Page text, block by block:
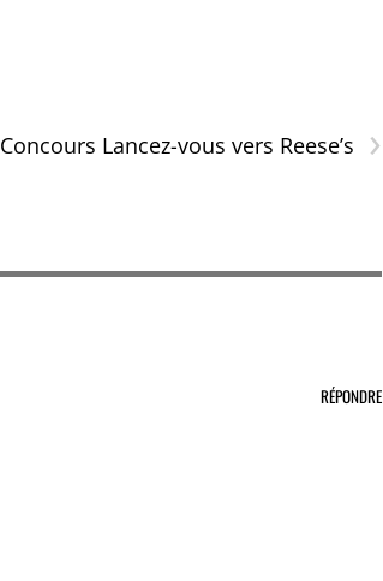
›
Concours Lancez-vous vers Reese’s
RÉPONDRE